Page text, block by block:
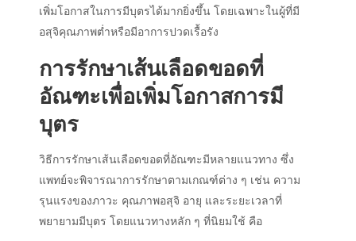
เพิ่มโอกาสในการมีบุตรได้มากยิ่งขึ้น โดยเฉพาะในผู้ที่มี
อสุจิคุณภาพต่ำหรือมีอาการปวดเรื้อรัง
การรักษาเส้นเลือดขอดที่
อัณฑะเพื่อเพิ่มโอกาสการมี
บุตร
วิธีการรักษาเส้นเลือดขอดที่อัณฑะมีหลายแนวทาง ซึ่ง
แพทย์จะพิจารณาการรักษาตามเกณฑ์ต่าง ๆ เช่น ความ
รุนแรงของภาวะ คุณภาพอสุจิ อายุ และระยะเวลาที่
พยายามมีบุตร โดยแนวทางหลัก ๆ ที่นิยมใช้ คือ